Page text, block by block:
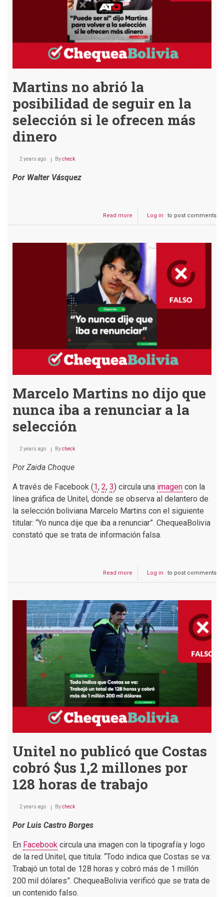
Martins no abrió la
posibilidad de seguir en la
selección si le ofrecen más
dinero
2 years ago Bycheck
Por Walter Vásquez
Read more
Martins
la
posibilidad
de
seguir
en
la
selección
le
ofrecen
más
dinero
Log in to post comments
Marcelo Martins no dijo que
nunca iba a renunciar a la
selección
2 years ago Bycheck
Por Zaida Choque
A través de Facebook (1, 2, 3) circula una imagen con la
línea gráfica de Unitel, donde se observa al delantero de
la selección boliviana Marcelo Martins con el siguiente
titular: “Yo nunca dije que iba a renunciar”. ChequeaBolivia
constató que se trata de información falsa.
Read more
Marcelo
dijo
que
nunca
iba
renunciar
selección
Log in to post comments
Unitel no publicó que Costas
cobró $us 1,2 millones por
128 horas de trabajo
2 years ago Bycheck
Por Luis Castro Borges
En Facebook circula una imagen con la tipografía y logo
de la red Unitel, que titula: “Todo indica que Costas se va:
Trabajó un total de 128 horas y cobró más de 1 millón
200 mil dólares”. ChequeaBolivia verificó que se trata de
un contenido falso.